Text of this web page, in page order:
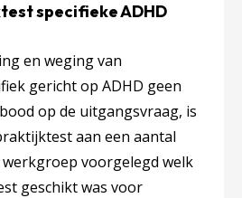
specifieke ADHD
en weging van
gericht op ADHD geen
op de uitgangsvraag, is
aan een aantal
voorgelegd welk
geschikt was voor